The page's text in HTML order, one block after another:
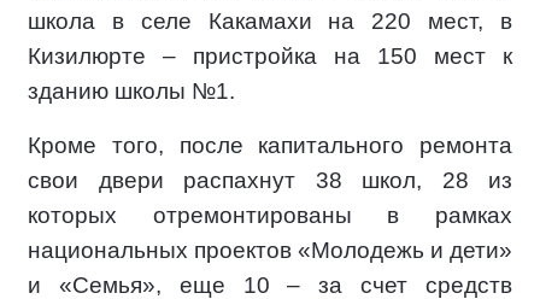
школа в селе Какамахи на 220 мест, в
Кизилюрте – пристройка на 150 мест к
зданию школы №1.
Кроме того, после капитального ремонта
свои двери распахнут 38 школ, 28 из
которых отремонтированы в рамках
национальных проектов «Молодежь и дети»
и «Семья», еще 10 – за счет средств